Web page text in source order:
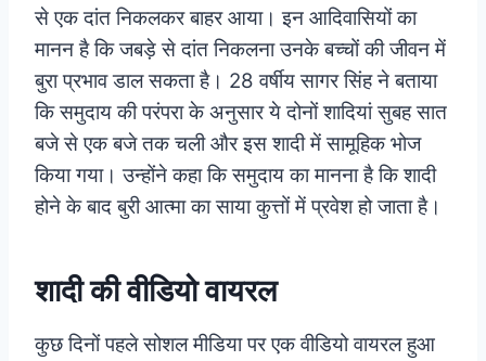
से एक दांत निकलकर बाहर आया। इन आदिवासियों का
मानन है कि जबड़े से दांत निकलना उनके बच्चों की जीवन में
बुरा प्रभाव डाल सकता है। 28 वर्षीय सागर सिंह ने बताया
कि समुदाय की परंपरा के अनुसार ये दोनों शादियां सुबह सात
बजे से एक बजे तक चली और इस शादी में सामूहिक भोज
किया गया। उन्होंने कहा कि समुदाय का मानना है कि शादी
होने के बाद बुरी आत्मा का साया कुत्तों में प्रवेश हो जाता है।
शादी की वीडियो वायरल
कुछ दिनों पहले सोशल मीडिया पर एक वीडियो वायरल हुआ